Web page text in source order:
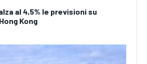
al 4,5% le previsioni su
Kong